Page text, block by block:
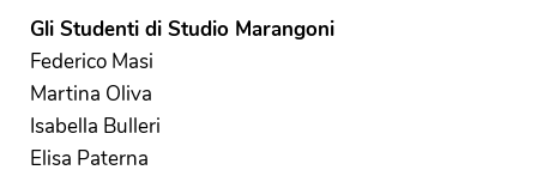
Gli Studenti di Studio Marangoni
Federico Masi
Martina Oliva
Isabella Bulleri
Elisa Paterna